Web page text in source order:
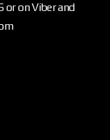
or on Viber and